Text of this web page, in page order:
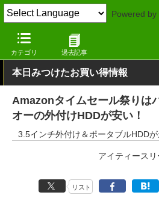
Powered by
カテゴリ 過去記事
窓の杜 システム・ファイル
本日みつけたお買い得情報
Amazonタイムセール祭りは
オーの外付けHDDが安い！
3.5インチ外付け＆ポータブルHDD
アイティースリ
リスト